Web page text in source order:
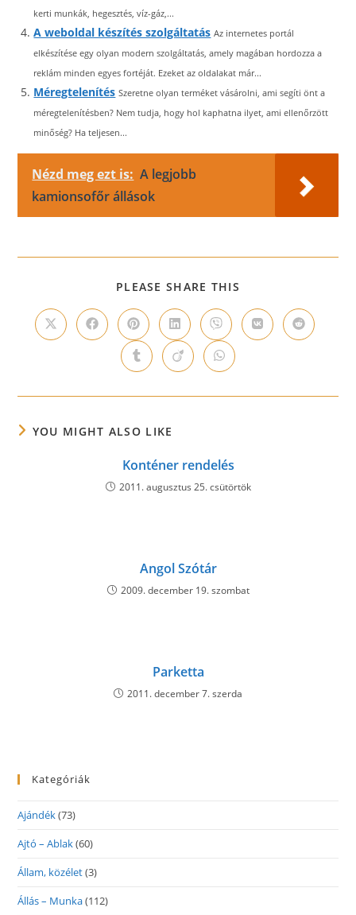
kerti munkák, hegesztés, víz-gáz,...
A weboldal készítés szolgáltatás Az internetes portál
elkészítése egy olyan modern szolgáltatás, amely magában hordozza a
reklám minden egyes fortéját. Ezeket az oldalakat már...
Méregtelenítés Szeretne olyan terméket vásárolni, ami segíti önt a
méregtelenítésben? Nem tudja, hogy hol kaphatna ilyet, ami ellenőrzött
minőség? Ha teljesen...
Nézd meg ezt is: A legjobb
kamionsofőr állások
PLEASE SHARE THIS
CONTENT
Opens
in
Opens
in
window
Opens
in
a
new
window
Opens
in
a
new
window
Opens
in
a
new
window
Opens
in
Opens
in
Opens
in
new
Opens
in
new
Opens
in
new
YOU MIGHT ALSO LIKE
Konténer rendelés
2011. augusztus 25. csütörtök
Angol Szótár
2009. december 19. szombat
Parketta
2011. december 7. szerda
Kategóriák
Ajándék(73)
Ajtó – Ablak(60)
Állam, közélet(3)
Állás – Munka(112)